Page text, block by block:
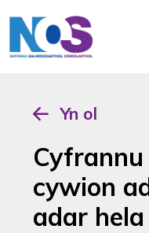
Yn ol
cywion
adar